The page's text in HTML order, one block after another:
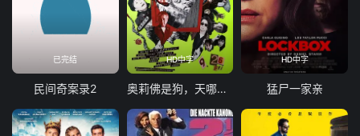
已完结
民间奇案录2
HD中字
奥莉佛是狗，天哪！！这家伙电影版
HD中字
猛尸一家亲